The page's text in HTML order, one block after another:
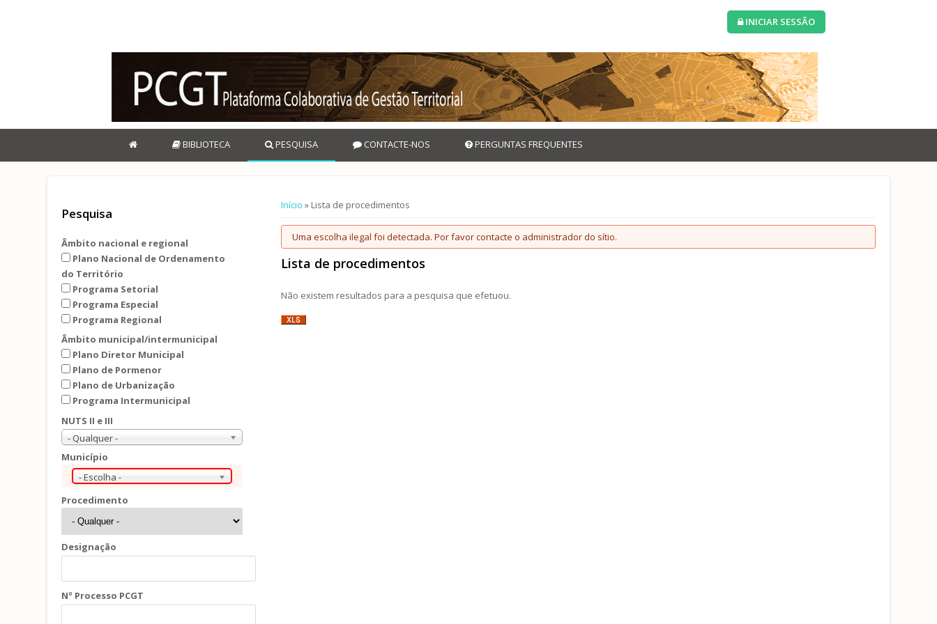
INICIAR SESSÃO
BIBLIOTECA PESQUISA CONTACTE-NOS PERGUNTAS FREQUENTES
Está aqui
Início » Lista de procedimentos
Mensagem de erro
Uma escolha ilegal foi detectada. Por favor contacte o administrador do sítio.
Lista de procedimentos
Não existem resultados para a pesquisa que efetuou.
Pesquisa
Âmbito nacional e regional
Plano Nacional de Ordenamento
do Território
Programa Setorial
Programa Especial
Programa Regional
Âmbito municipal/intermunicipal
Plano Diretor Municipal
Plano de Pormenor
Plano de Urbanização
Programa Intermunicipal
NUTS II e III
- Qualquer -
Município
- Escolha -
Procedimento
Designação
Nº Processo PCGT